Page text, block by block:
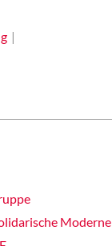
Moderne